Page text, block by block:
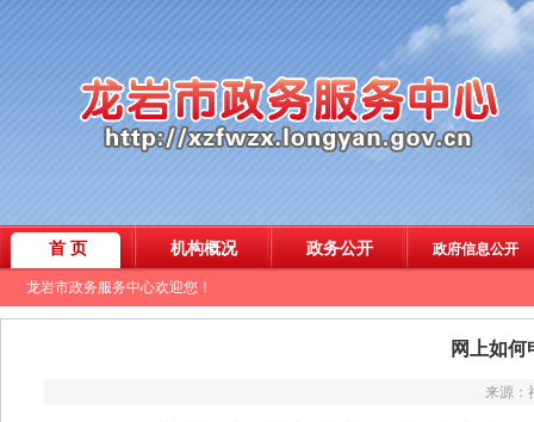
网上如
来源：